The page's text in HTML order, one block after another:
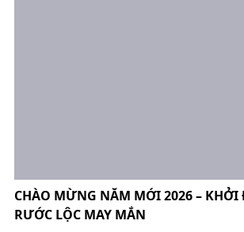
CHÀO MỪNG NĂM MỚI 2026 – KHỞI
RƯỚC LỘC MAY MẮN